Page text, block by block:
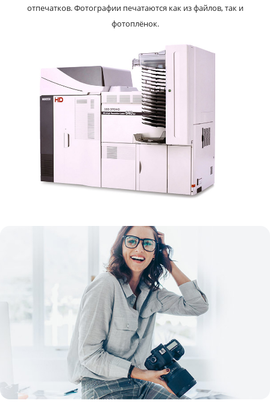
отпечатков. Фотографии печатаются как из файлов, так и
фотоплёнок.